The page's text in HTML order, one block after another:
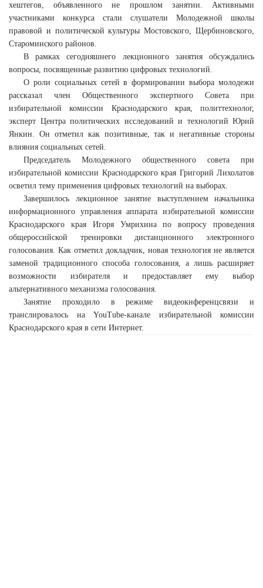
хештегов, объявленного не прошлом занятии. Активными
участниками конкурса стали слушатели Молодежной школы
правовой и политической культуры Мостовского, Щербиновского,
Староминского районов.
В рамках сегодняшнего лекционного занятия обсуждались
вопросы, посвященные развитию цифровых технологий.
О роли социальных сетей в формировании выбора молодежи
рассказал член Общественного экспертного Совета при
избирательной комиссии Краснодарского края, политтехнолог,
эксперт Центра политических исследований и технологий Юрий
Янкин. Он отметил как позитивные, так и негативные стороны
влияния социальных сетей.
Председатель Молодежного общественного совета при
избирательной комиссии Краснодарского края Григорий Лихолатов
осветил тему применения цифровых технологий на выборах.
Завершилось лекционное занятие выступлением начальника
информационного управления аппарата избирательной комиссии
Краснодарского края Игоря Умрихина по вопросу проведения
общероссийской тренировки дистанционного электронного
голосования. Как отметил докладчик, новая технология не является
заменой традиционного способа голосования, а лишь расширяет
возможности избирателя и предоставляет ему выбор
альтернативного механизма голосования.
Занятие проходило в режиме видеокнференцсвязи и
транслировалось на YouTube-канале избирательной комиссии
Краснодарского края в сети Интернет.